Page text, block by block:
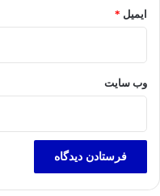
ایمیل *
وب‌ سایت